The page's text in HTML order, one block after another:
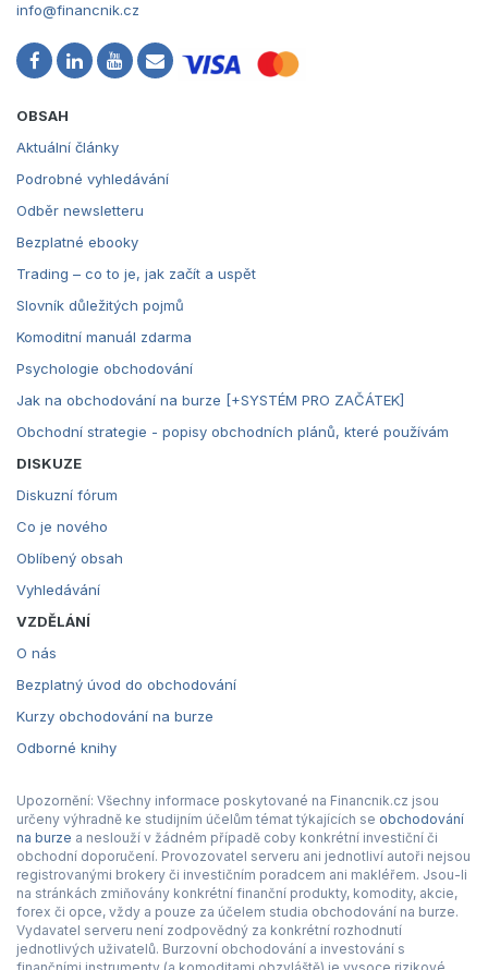
info@financnik.cz
OBSAH
Aktuální články
Podrobné vyhledávání
Odběr newsletteru
Bezplatné ebooky
Trading – co to je, jak začít a uspět
Slovník důležitých pojmů
Komoditní manuál zdarma
Psychologie obchodování
Jak na obchodování na burze [+SYSTÉM PRO ZAČÁTEK]
Obchodní strategie - popisy obchodních plánů, které používám
DISKUZE
Diskuzní fórum
Co je nového
Oblíbený obsah
Vyhledávání
VZDĚLÁNÍ
O nás
Bezplatný úvod do obchodování
Kurzy obchodování na burze
Odborné knihy
Upozornění: Všechny informace poskytované na Financnik.cz jsou
určeny výhradně ke studijním účelům témat týkajících se obchodování
na burze a neslouží v žádném případě coby konkrétní investiční či
obchodní doporučení. Provozovatel serveru ani jednotliví autoři nejsou
registrovanými brokery či investičním poradcem ani makléřem. Jsou-li
na stránkách zmiňovány konkrétní finanční produkty, komodity, akcie,
forex či opce, vždy a pouze za účelem studia obchodování na burze.
Vydavatel serveru není zodpovědný za konkrétní rozhodnutí
jednotlivých uživatelů. Burzovní obchodování a investování s